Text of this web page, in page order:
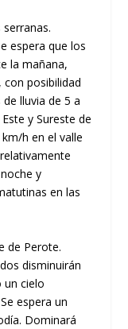
espera que los
la mañana,
posibilidad
lluvia de 5 a
y Sureste de
h en el valle
y
en las
de Perote.
disminuirán
un cielo
espera un
Dominará